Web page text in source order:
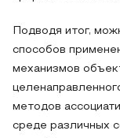
Подводя итог,
способов
механизмов
методов
среде различных